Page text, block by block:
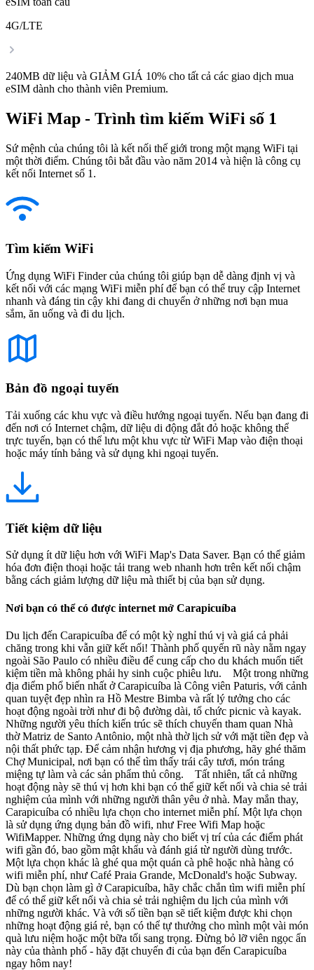
4G/LTE
240MB dữ liệu và GIẢM GIÁ 10% cho tất cả các giao dịch mua
eSIM dành cho thành viên Premium.
WiFi Map - Trình tìm kiếm WiFi số 1
Sứ mệnh của chúng tôi là kết nối thế giới trong một mạng WiFi tại
một thời điểm. Chúng tôi bắt đầu vào năm 2014 và hiện là công cụ
kết nối Internet số 1.
Tìm kiếm WiFi
Ứng dụng WiFi Finder của chúng tôi giúp bạn dễ dàng định vị và
kết nối với các mạng WiFi miễn phí để bạn có thể truy cập Internet
nhanh và đáng tin cậy khi đang di chuyển ở những nơi bạn mua
sắm, ăn uống và đi du lịch.
Bản đồ ngoại tuyến
Tải xuống các khu vực và điều hướng ngoại tuyến. Nếu bạn đang đi
đến nơi có Internet chậm, dữ liệu di động đắt đỏ hoặc không thể
trực tuyến, bạn có thể lưu một khu vực từ WiFi Map vào điện thoại
hoặc máy tính bảng và sử dụng khi ngoại tuyến.
Tiết kiệm dữ liệu
Sử dụng ít dữ liệu hơn với WiFi Map's Data Saver. Bạn có thể giảm
hóa đơn điện thoại hoặc tải trang web nhanh hơn trên kết nối chậm
bằng cách giảm lượng dữ liệu mà thiết bị của bạn sử dụng.
Nơi bạn có thể có được internet mở Carapicuíba
Du lịch đến Carapicuíba để có một kỳ nghỉ thú vị và giá cả phải
chăng trong khi vẫn giữ kết nối! Thành phố quyến rũ này nằm ngay
ngoài São Paulo có nhiều điều để cung cấp cho du khách muốn tiết
kiệm tiền mà không phải hy sinh cuộc phiêu lưu. Một trong những
địa điểm phổ biến nhất ở Carapicuíba là Công viên Paturis, với cảnh
quan tuyệt đẹp nhìn ra Hồ Mestre Bimba và rất lý tưởng cho các
hoạt động ngoài trời như đi bộ đường dài, tổ chức picnic và kayak.
Những người yêu thích kiến trúc sẽ thích chuyến tham quan Nhà
thờ Matriz de Santo Antônio, một nhà thờ lịch sử với mặt tiền đẹp và
nội thất phức tạp. Để cảm nhận hương vị địa phương, hãy ghé thăm
Chợ Municipal, nơi bạn có thể tìm thấy trái cây tươi, món tráng
miệng tự làm và các sản phẩm thủ công. Tất nhiên, tất cả những
hoạt động này sẽ thú vị hơn khi bạn có thể giữ kết nối và chia sẻ trải
nghiệm của mình với những người thân yêu ở nhà. May mắn thay,
Carapicuíba có nhiều lựa chọn cho internet miễn phí. Một lựa chọn
là sử dụng ứng dụng bản đồ wifi, như Free Wifi Map hoặc
WifiMapper. Những ứng dụng này cho biết vị trí của các điểm phát
wifi gần đó, bao gồm mật khẩu và đánh giá từ người dùng trước.
Một lựa chọn khác là ghé qua một quán cà phê hoặc nhà hàng có
wifi miễn phí, như Café Praia Grande, McDonald's hoặc Subway.
Dù bạn chọn làm gì ở Carapicuíba, hãy chắc chắn tìm wifi miễn phí
để có thể giữ kết nối và chia sẻ trải nghiệm du lịch của mình với
những người khác. Và với số tiền bạn sẽ tiết kiệm được khi chọn
những hoạt động giá rẻ, bạn có thể tự thưởng cho mình một vài món
quà lưu niệm hoặc một bữa tối sang trọng. Đừng bỏ lỡ viên ngọc ẩn
này của thành phố - hãy đặt chuyến đi của bạn đến Carapicuíba
ngay hôm nay!